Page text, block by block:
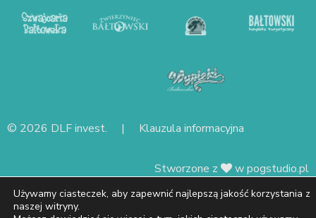
© 2026 DLF invest. | Klauzula informacyjna
Stworzone z wpogstudio.pl
Używamy ciasteczek, aby zapewnić najlepszą jakość korzystania z
naszej witryny.